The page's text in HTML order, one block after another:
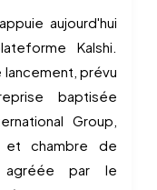
aujourd'hui
Kalshi.
lancement, prévu
baptisée
Group,
et chambre de
agréée par le